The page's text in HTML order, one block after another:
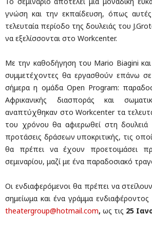
γνώση και την εκπαίδευση, όπως
τελευταία περίοδο της δουλειάς του
να εξελίσσονται στο Workcenter.
Με την καθοδήγηση του Mario Biagini
συμμετέχοντες θα εργασθούν επάνω σε
σήμερα η ομάδα Open Program:
Αφρικανικής διασποράς και
αναπτύχθηκαν στο Workcenter τα
του χρόνου θα αφιερωθεί στη
προτάσεις δράσεων υποκριτικής, τις
θα πρέπει να έχουν προετοιμάσει
σεμιναρίου, μαζί με ένα παραδοσιακό
Οι ενδιαφερόμενοι θα πρέπει να
σημείωμα και ένα γράμμα
theatergroup@hotmail.com, ως τις 25